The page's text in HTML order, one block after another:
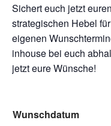
Sichert euch jetzt
strategischen Hebel
eigenen
inhouse bei euch
jetzt eure Wünsche!
Wunschdatum